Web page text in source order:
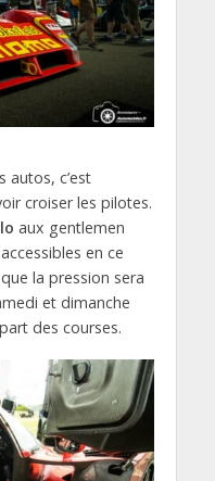
autos, c’est
croiser les pilotes.
aux gentlemen
en ce
la pression sera
et dimanche
des courses.